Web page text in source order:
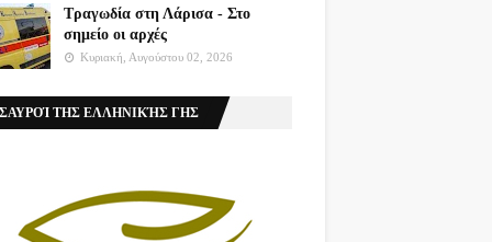
Τραγωδία στη Λάρισα - Στο
σημείο οι αρχές
Κυριακή, Αυγούστου 02, 2026
ΤΗΣ ΕΛΛΗΝΙΚΉΣ ΓΗΣ